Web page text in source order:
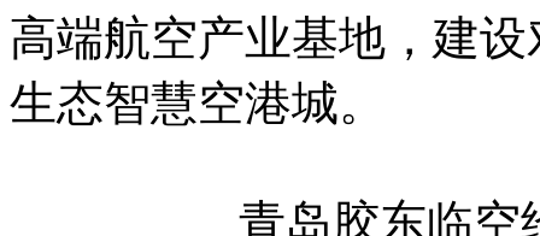
高端航空产业基地，建
生态智慧空港城。
青岛胶东临空